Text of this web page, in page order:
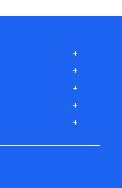
+
+
+
+
+